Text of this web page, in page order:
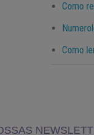
Como
Como